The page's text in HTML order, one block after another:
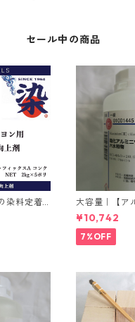
セール中の商品
染料定着
ライト
大容量｜【ア
00g−3本入り
ウム
¥10,742
7%OFF